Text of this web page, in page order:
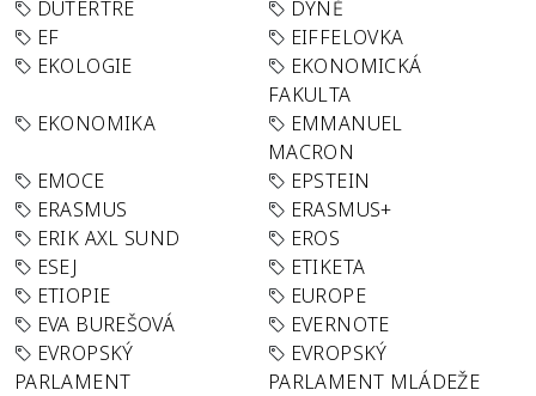
DUTERTRE
DÝNĚ
EF
EIFFELOVKA
EKOLOGIE
EKONOMICKÁ
FAKULTA
EKONOMIKA
EMMANUEL
MACRON
EMOCE
EPSTEIN
ERASMUS
ERASMUS+
ERIK AXL SUND
EROS
ESEJ
ETIKETA
ETIOPIE
EUROPE
EVA BUREŠOVÁ
EVERNOTE
EVROPSKÝ
PARLAMENT
EVROPSKÝ
PARLAMENT MLÁDEŽE